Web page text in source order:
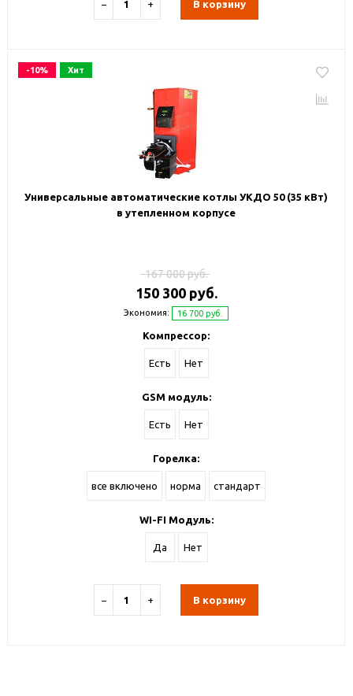
− + В корзину
-10% Хит
Универсальные автоматические котлы УКДО 50 (35 кВт)
в утепленном корпусе
167 000 руб.
150 300 руб.
Экономия: 16 700 руб.
Компрессор:
Есть Нет
GSM модуль:
Есть Нет
Горелка:
все включено норма стандарт
WI-FI Модуль:
Да Нет
− + В корзину